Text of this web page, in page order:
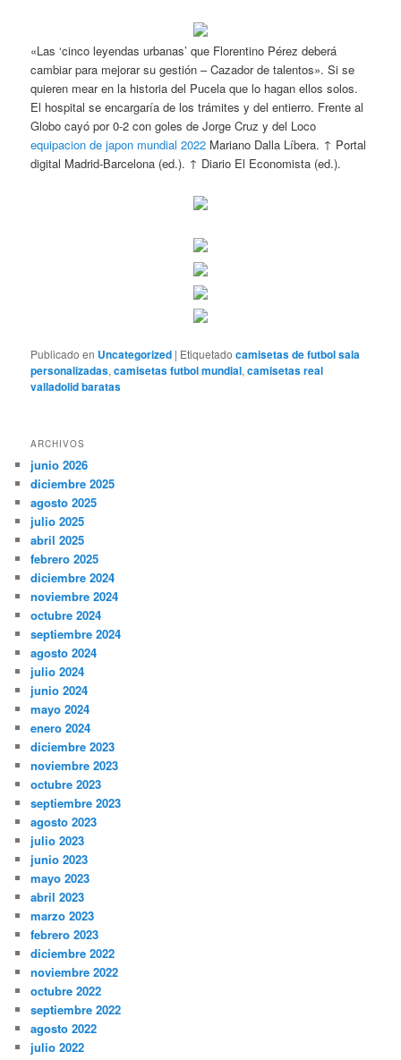
«Las ‘cinco leyendas urbanas’ que Florentino Pérez deberá
cambiar para mejorar su gestión – Cazador de talentos». Si se
quieren mear en la historia del Pucela que lo hagan ellos solos.
El hospital se encargaría de los trámites y del entierro. Frente al
Globo cayó por 0-2 con goles de Jorge Cruz y del Loco
equipacion de japon mundial 2022 Mariano Dalla Líbera. ↑ Portal
digital Madrid-Barcelona (ed.). ↑ Diario El Economista (ed.).
Publicado en Uncategorized | Etiquetado camisetas de futbol sala
personalizadas,camisetas futbol mundial,camisetas real
valladolid baratas
ARCHIVOS
junio 2026
diciembre 2025
agosto 2025
julio 2025
abril 2025
febrero 2025
diciembre 2024
noviembre 2024
octubre 2024
septiembre 2024
agosto 2024
julio 2024
junio 2024
mayo 2024
enero 2024
diciembre 2023
noviembre 2023
octubre 2023
septiembre 2023
agosto 2023
julio 2023
junio 2023
mayo 2023
abril 2023
marzo 2023
febrero 2023
diciembre 2022
noviembre 2022
octubre 2022
septiembre 2022
agosto 2022
julio 2022